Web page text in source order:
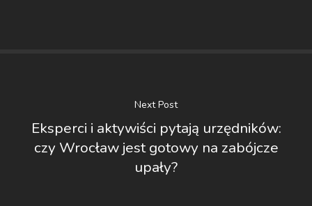
Next Post
Eksperci i aktywiści pytają urzędników:
czy Wrocław jest gotowy na zabójcze
upały?